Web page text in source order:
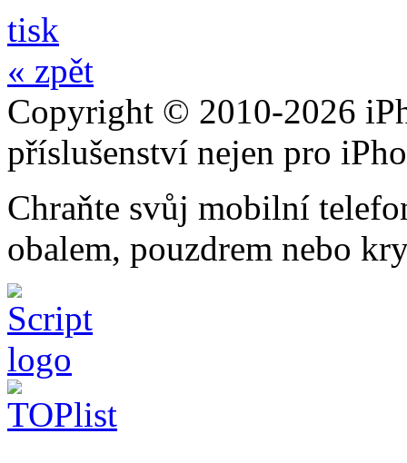
tisk
« zpět
Copyright © 2010-2026
příslušenství nejen pro
Chraňte svůj mobilní
obalem, pouzdrem nebo